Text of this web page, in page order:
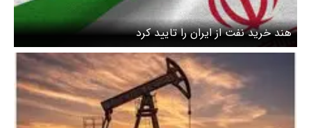
هند خرید نفت از ایران را تایید کرد